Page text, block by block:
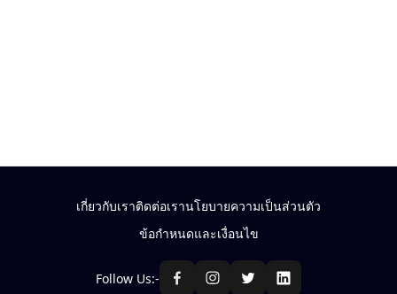
เกี่ยวกับเราติดต่อเรานโยบายความเป็นส่วนตัว
ข้อกำหนดและเงื่อนไข
Follow Us:-